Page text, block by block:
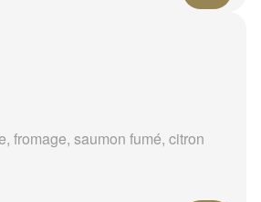
fromage, saumon fumé, citron